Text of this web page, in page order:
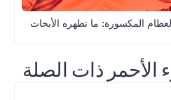
المكسورة: ما تظهره الأبحاث
الأحمر ذات الصلة